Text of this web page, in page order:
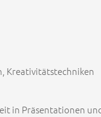
Kreativitätstechniken
in Präsentationen